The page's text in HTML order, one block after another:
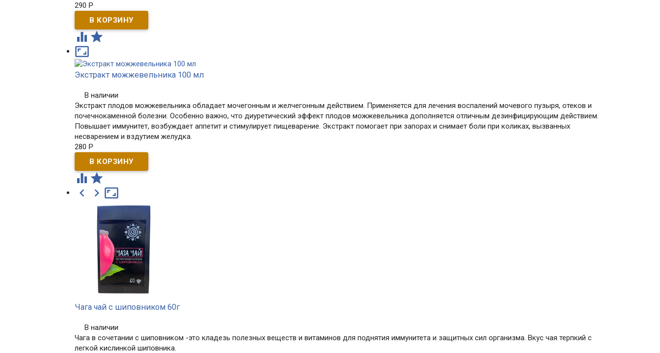
290 Р
 

Экстракт можжевельника 100 мл
В наличии
Экстракт плодов можжевельника обладает мочегонным и желчегонным действием. Применяется для лечения воспалений мочевого пузыря, отеков и
почечнокаменной болезни. Особенно важно, что диуретический эффект плодов можжевельника дополняется отличным дезинфицирующим действием.
Повышает иммунитет, возбуждает аппетит и стимулирует пищеварение. Экстракт помогает при запорах и снимает боли при коликах, вызванных
несварением и вздутием желудка.
280 Р
 

 
Чага чай с шиповником 60г
В наличии
Чага в сочетании с шиповником -это кладезь полезных веществ и витаминов для поднятия иммунитета и защитных сил организма. Вкус чая терпкий с
легкой кислинкой шиповника.